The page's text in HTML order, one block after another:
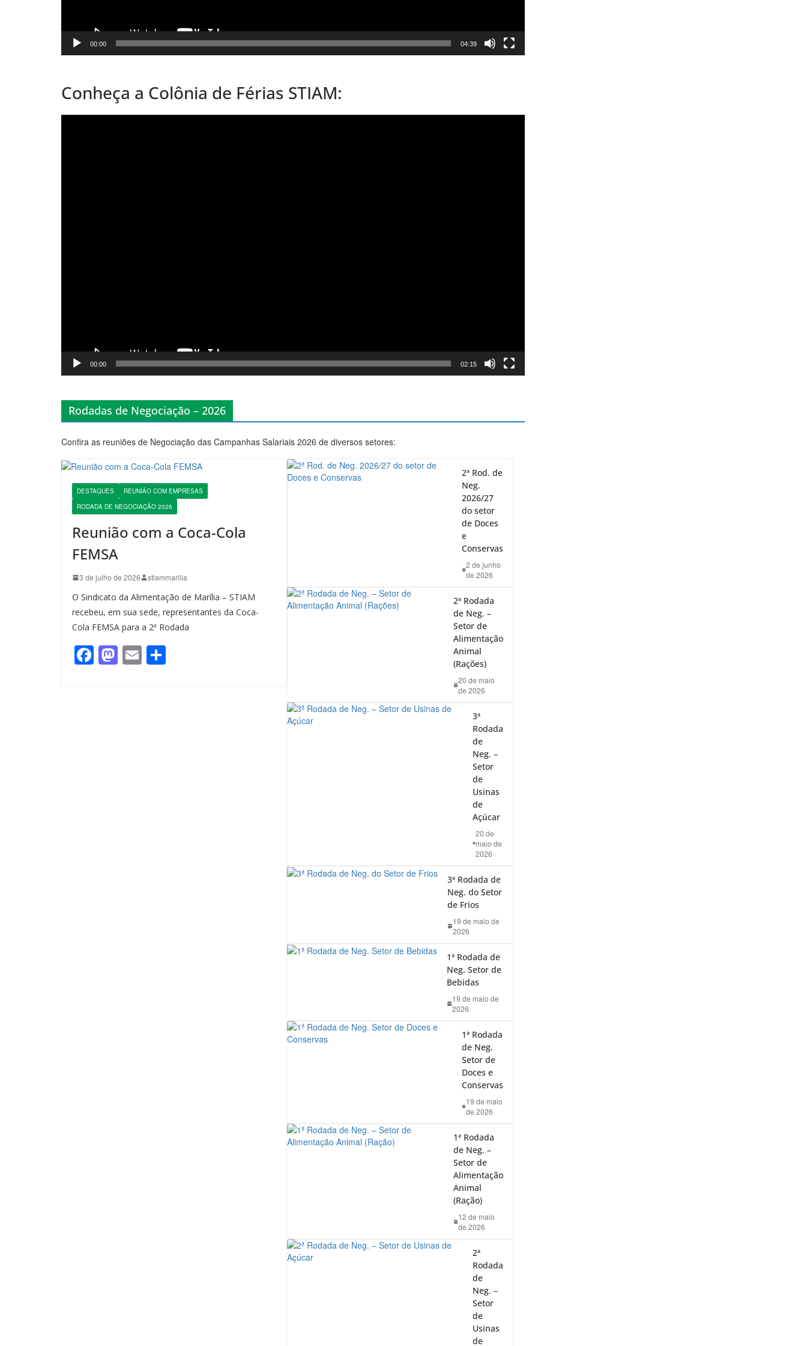
00:00 04:39
Conheça a Colônia de Férias STIAM:
00:00 02:15
Rodadas de Negociação – 2026
Confira as reuniões de Negociação das Campanhas Salariais 2026 de diversos setores:
DESTAQUES
REUNIÃO COM EMPRESAS
RODADA DE NEGOCIAÇÃO 2026
Reunião com a Coca-Cola
FEMSA
3 de julho de 2026 stiammarilia
O Sindicato da Alimentação de Marília – STIAM
recebeu, em sua sede, representantes da Coca-
Cola FEMSA para a 2ª Rodada
F
a
M
a
E
m
2ª Rod. de
Neg.
2026/27
do setor
de Doces
e
Conservas
2 de junho
de 2026
2ª Rodada
de Neg. –
Setor de
Alimentação
Animal
(Rações)
20 de maio
de 2026
3ª
Rodada
de
Neg. –
Setor
de
Usinas
de
Açúcar
20 de
maio de
2026
3ª Rodada de
Neg. do Setor
de Frios
19 de maio de
2026
1ª Rodada de
Neg. Setor de
Bebidas
19 de maio de
2026
1ª Rodada
de Neg.
Setor de
Doces e
Conservas
19 de maio
de 2026
1ª Rodada
de Neg. –
Setor de
Alimentação
Animal
(Ração)
12 de maio
de 2026
2ª
Rodada
de
Neg. –
Setor
de
Usinas
de